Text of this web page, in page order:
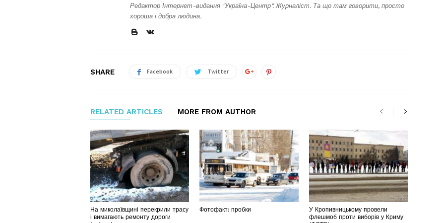
Редактор Інтернет-видання "Україна-Центр". Журналіст. Та що там говорити, просто
хороша і добра людина.
SHARE Facebook Twitter
RELATED ARTICLES MORE FROM AUTHOR
На миколаївщині перекрили трасу
і вимагають ремонту дороги
Фотофакт: пробки
У Кропивницькому провели
флешмоб проти виборів у Криму